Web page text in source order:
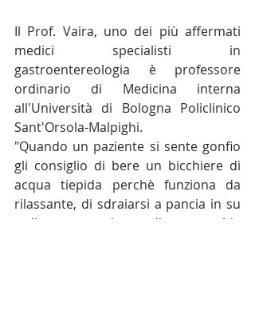
Il Prof. Vaira, uno dei più affermati
medici specialisti in
gastroentereologia è professore
ordinario di Medicina interna
all'Università di Bologna Policlinico
Sant'Orsola-Malpighi.
"Quando un paziente si sente gonfio
gli consiglio di bere un bicchiere di
acqua tiepida perchè funziona da
rilassante, di sdraiarsi a pancia in su
e di porre una borsa di acqua calda